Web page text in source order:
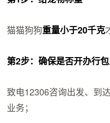
猫猫狗狗重量小于20千克
第2步：确保是否开办行
致电12306咨询出发、到
业务；